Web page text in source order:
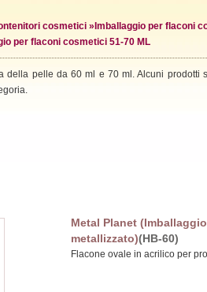
cosmetici » Imballaggio per flaconi
per flaconi cosmetici 51-70 ML
della pelle da 60 ml e 70 ml. Alcuni prodotti
Metal Planet
metallizzato)(HB-60)
Flacone ovale in acrilico per